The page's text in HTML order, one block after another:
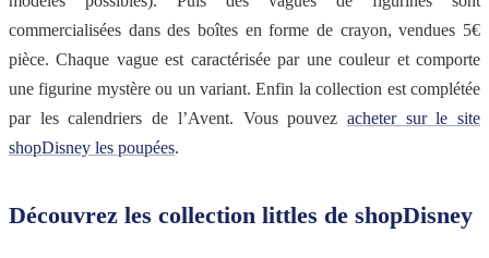
commercialisées dans des boîtes en forme de crayon, vendues 5€
pièce. Chaque vague est caractérisée par une couleur et comporte
une figurine mystère ou un variant. Enfin la collection est complétée
par les calendriers de l’Avent. Vous pouvez acheter sur le site
shopDisney les poupées.
Découvrez les collection littles de shopDisney